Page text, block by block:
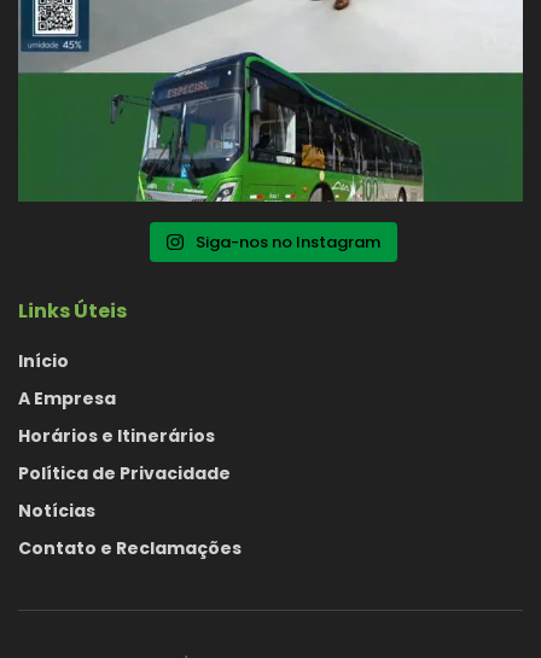
Siga-nos no Instagram
Links Úteis
Início
A Empresa
Horários e Itinerários
Política de Privacidade
Notícias
Contato e Reclamações